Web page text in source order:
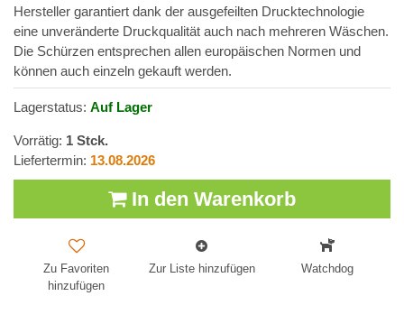
Hersteller garantiert dank der ausgefeilten Drucktechnologie
eine unveränderte Druckqualität auch nach mehreren Wäschen.
Die Schürzen entsprechen allen europäischen Normen und
können auch einzeln gekauft werden.
Lagerstatus: Auf Lager
Vorrätig: 1 Stck.
Liefertermin: 13.08.2026
In den Warenkorb
Zu Favoriten
hinzufügen
Zur Liste hinzufügen Watchdog